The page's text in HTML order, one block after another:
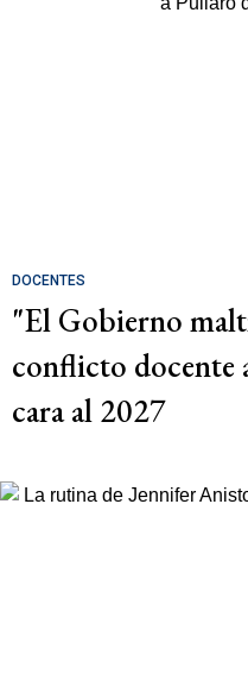
DOCENTES
"El Gobierno
conflicto docente
cara al 2027